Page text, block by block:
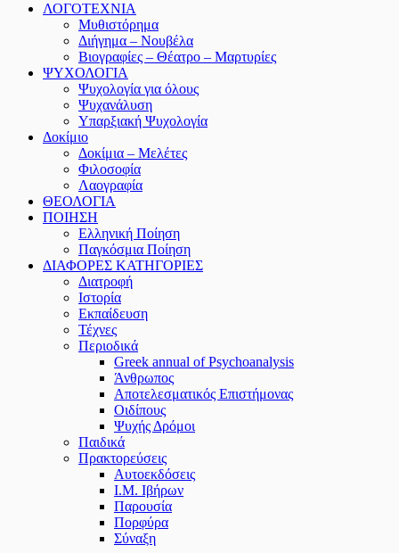
ΛΟΓΟΤΕΧΝΙΑ
Μυθιστόρημα
Διήγημα – Νουβέλα
Βιογραφίες – Θέατρο – Μαρτυρίες
ΨΥΧΟΛΟΓΙΑ
Ψυχολογία για όλους
Ψυχανάλυση
Υπαρξιακή Ψυχολογία
Δοκίμιο
Δοκίμια – Μελέτες
Φιλοσοφία
Λαογραφία
ΘΕΟΛΟΓΙΑ
ΠΟΙΗΣΗ
Ελληνική Ποίηση
Παγκόσμια Ποίηση
ΔΙΑΦΟΡΕΣ ΚΑΤΗΓΟΡΙΕΣ
Διατροφή
Ιστορία
Εκπαίδευση
Τέχνες
Περιοδικά
Greek annual of Psychoanalysis
Άνθρωπος
Αποτελεσματικός Επιστήμονας
Οιδίπους
Ψυχής Δρόμοι
Παιδικά
Πρακτoρεύσεις
Αυτοεκδόσεις
Ι.Μ. Ιβήρων
Παρουσία
Πορφύρα
Σύναξη